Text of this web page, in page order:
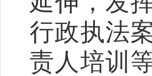
行政执法
责人培训